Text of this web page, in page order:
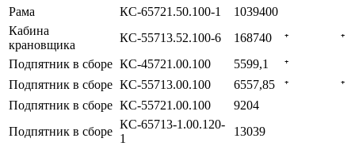
Рама
КС-65721.50.100-1
1039400
Кабина
крановщика
КС-55713.52.100-6 168740 ⁺
⁺
Подпятник в сборе КС-45721.00.100 5599,1
⁺
Подпятник в сборе КС-55713.00.100 6557,85 ⁺
⁺
Подпятник в сборе КС-55721.00.100
9204
Подпятник в сборе
КС-65713-1.00.120-
1
13039